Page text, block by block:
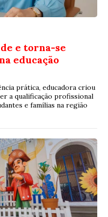
e torna-se
educação
prática, educadora criou
a qualificação profissional
e famílias na região